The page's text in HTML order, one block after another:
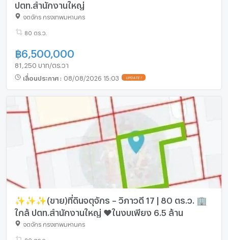
ปตท.สำนักงานใหญ่
จตุจักร กรุงเทพมหานคร
80 ตร.ว.
฿6,500,000
81,250 บาท/ตร.วา
เลื่อนประกาศ : 08/08/2026 15:03 UPDATE !
✨✨✨(ขาย)ที่ดินจตุจักร – วิภาวดี 17 | 80 ตร.ว. 🏢
ใกล้ ปตท.สำนักงานใหญ่ ❤️ในงบเพียง 6.5 ล้าน
จตุจักร กรุงเทพมหานคร
80 ตร.ว.